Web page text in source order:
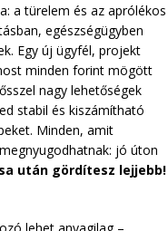
a türelem és az aprólékos
egészségügyben
Egy új ügyfél, projekt
minden forint mögött
nagy lehetőségek
stabil és kiszámítható
Minden, amit
jó úton
után gördítesz lejjebb!